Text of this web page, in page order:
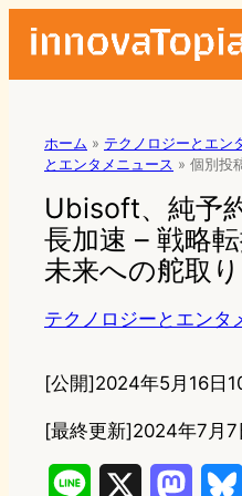
ホーム » テクノロジーとエン
とエンタメニュース » 個別投
Ubisoft、純予
長加速 – 戦略
未来への舵取り
テクノロジーとエンタ
[公開]2024年5月16日
[最終更新]2024年7月